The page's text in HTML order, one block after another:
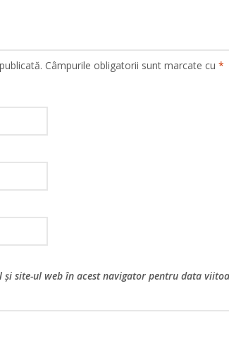
Câmpurile obligatorii sunt marcate cu *
și site-ul web în acest navigator pentru data